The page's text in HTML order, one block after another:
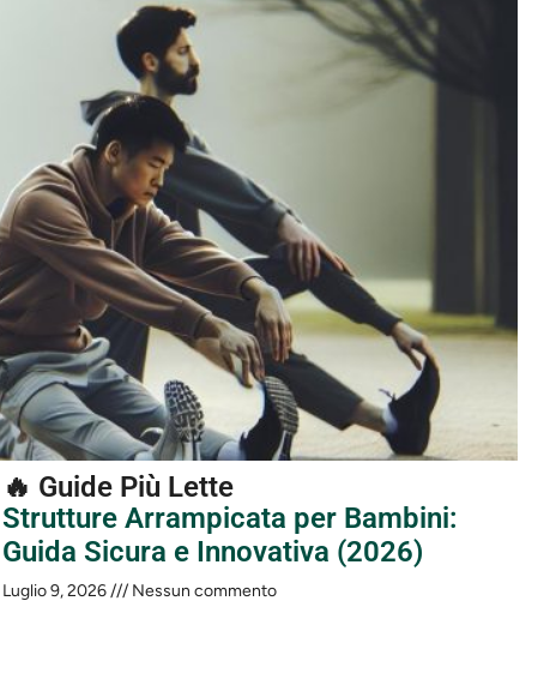
🔥 Guide Più Lette
Strutture Arrampicata per Bambini:
Guida Sicura e Innovativa (2026)
Luglio 9, 2026 Nessun commento